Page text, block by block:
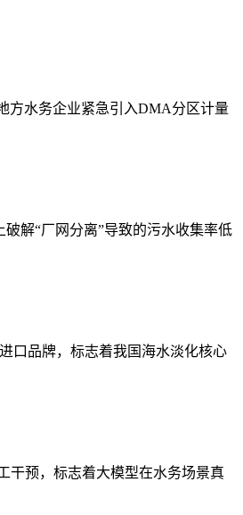
方水务企业紧急引入DMA分区计量
解“厂网分离”导致的污水收集率低
口品牌，标志着我国海水淡化核心
干预，标志着大模型在水务场景真